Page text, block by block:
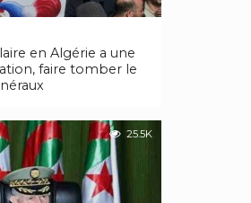
en Algérie a une
faire tomber le
25.5K